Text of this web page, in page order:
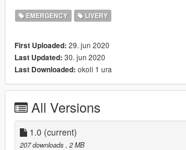
EMERGENCY LIVERY
First Uploaded: 29. jun 2020
Last Updated: 30. jun 2020
Last Downloaded: okoli 1 ura
All Versions
1.0 (current)
207 downloads , 2 MB